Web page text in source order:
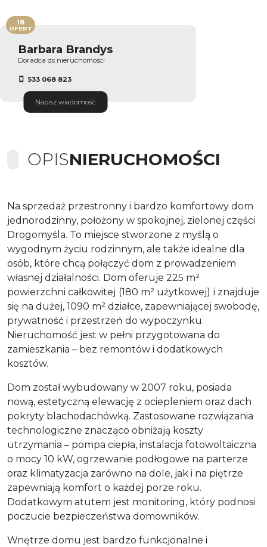
Barbara Brandys
Doradca ds nieruchomości
533 068 823
Napisz wiadomość
18
OFERT
OPISNIERUCHOMOŚCI
Na sprzedaż przestronny i bardzo komfortowy dom
jednorodzinny, położony w spokojnej, zielonej części
Drogomyśla. To miejsce stworzone z myślą o
wygodnym życiu rodzinnym, ale także idealne dla
osób, które chcą połączyć dom z prowadzeniem
własnej działalności. Dom oferuje 225 m²
powierzchni całkowitej (180 m² użytkowej) i znajduje
się na dużej, 1090 m² działce, zapewniającej swobodę,
prywatność i przestrzeń do wypoczynku.
Nieruchomość jest w pełni przygotowana do
zamieszkania – bez remontów i dodatkowych
kosztów.
Dom został wybudowany w 2007 roku, posiada
nową, estetyczną elewację z ociepleniem oraz dach
pokryty blachodachówką. Zastosowane rozwiązania
technologiczne znacząco obniżają koszty
utrzymania – pompa ciepła, instalacja fotowoltaiczna
o mocy 10 kW, ogrzewanie podłogowe na parterze
oraz klimatyzacja zarówno na dole, jak i na piętrze
zapewniają komfort o każdej porze roku.
Dodatkowym atutem jest monitoring, który podnosi
poczucie bezpieczeństwa domowników.
Wnętrze domu jest bardzo funkcjonalne i